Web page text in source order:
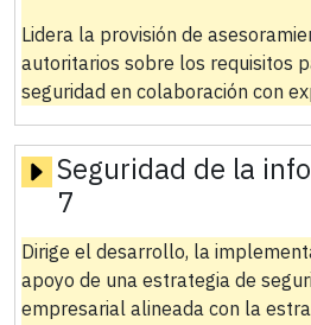
Lidera la provisión de
autoritarios sobre los requisitos
seguridad en colaboración con
Seguridad de la
7
Dirige el desarrollo, la
apoyo de una estrategia de
empresarial alineada con la